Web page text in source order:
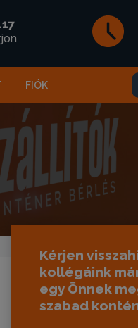
FIÓK
Kérjen
kollégáink
egy Önnek
szabad